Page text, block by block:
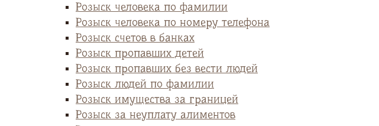
Розыск человека по фамилии
Розыск человека по номеру телефона
Розыск счетов в банках
Розыск пропавших детей
Розыск пропавших без вести людей
Розыск людей по фамилии
Розыск имущества за границей
Розыск за неуплату алиментов